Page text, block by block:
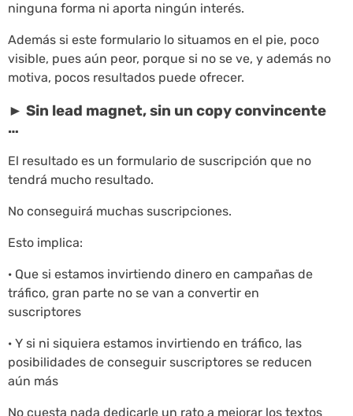
ninguna forma ni aporta ningún interés.
Además si este formulario lo situamos en el pie, poco
visible, pues aún peor, porque si no se ve, y además no
motiva, pocos resultados puede ofrecer.
► Sin lead magnet, sin un copy convincente
…
El resultado es un formulario de suscripción que no
tendrá mucho resultado.
No conseguirá muchas suscripciones.
Esto implica:
· Que si estamos invirtiendo dinero en campañas de
tráfico, gran parte no se van a convertir en
suscriptores
· Y si ni siquiera estamos invirtiendo en tráfico, las
posibilidades de conseguir suscriptores se reducen
aún más
No cuesta nada dedicarle un rato a mejorar los textos